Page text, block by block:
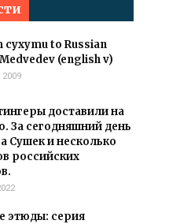
to Russian
(english v)
2009
доставили на
За сегодняшний день
Сушек и несколько
российских
этюды: серия